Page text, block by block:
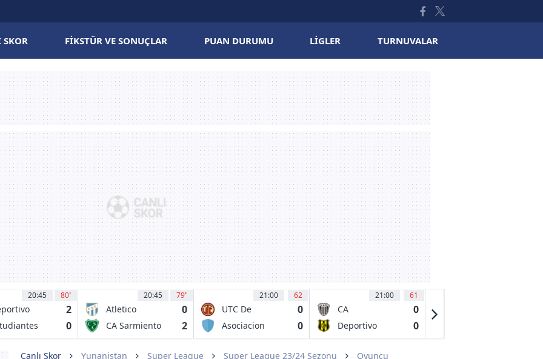
SKOR FIKSTÜR VE SONUÇLAR PUAN DURUMU LIGLER TURNUVALAR
20:45 80'
AFBC
2
0
20:45 79'
Atletico
Tucuman
0
CA Sarmiento
2
21:00 62
UTC De
Cajamarca
0
Asociacion
Tarma
0
21:00 61
CA
Estudiantes
0
Deportivo
0
Canlı Skor Yunanistan Super League Super League 23/24 Sezonu Oyuncu